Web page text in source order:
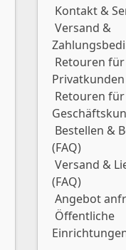
Kontakt &
Versand &
Retouren für
Privatkunden
Retouren für
Bestellen &
(FAQ)
Versand &
(FAQ)
Angebot
Öffentliche